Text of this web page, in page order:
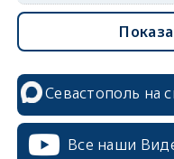
Севастополь на
Все наши